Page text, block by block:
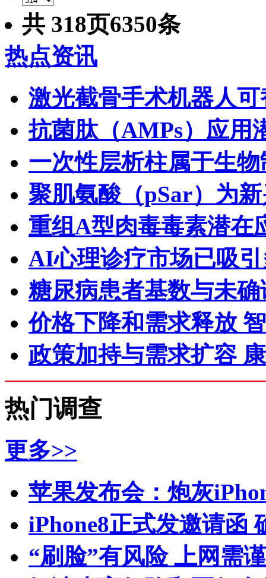
共 318页6350条
热点资讯
激光截骨手术机器人
抗菌肽（AMPs）应用
一次性层析柱属于生
聚肌氨酸（pSar）为
重组A型肉毒毒素潜在
AI心理诊疗市场已吸
糖尿病患者基数与未
价格下降和需求释放
政策加持与需求扩容
热门调查
更多>>
苹果发布会：炮灰
iPhone8正式发邀请函
“刷脸”有风险 上网需